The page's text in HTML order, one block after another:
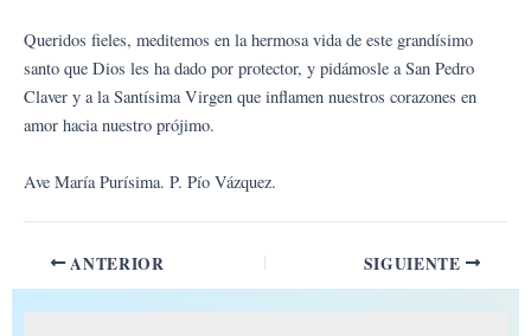
Queridos fieles, meditemos en la hermosa vida de este grandísimo
santo que Dios les ha dado por protector, y pidámosle a San Pedro
Claver y a la Santísima Virgen que inflamen nuestros corazones en
amor hacia nuestro prójimo.
Ave María Purísima. P. Pío Vázquez.
ANTERIOR SIGUIENTE